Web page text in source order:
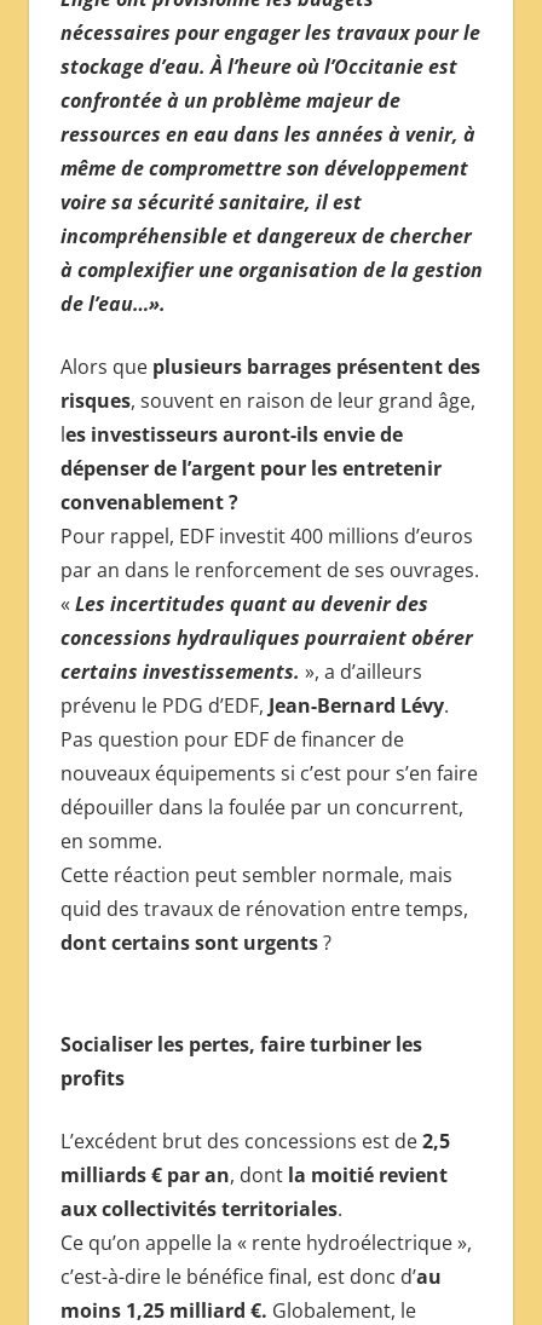
nécessaires pour engager les travaux pour le
stockage d’eau. À l’heure où l’Occitanie est
confrontée à un problème majeur de
ressources en eau dans les années à venir, à
même de compromettre son développement
voire sa sécurité sanitaire, il est
incompréhensible et dangereux de chercher
à complexifier une organisation de la gestion
de l’eau…».
Alors que plusieurs barrages présentent des
risques, souvent en raison de leur grand âge,
les investisseurs auront-ils envie de
dépenser de l’argent pour les entretenir
convenablement ?
Pour rappel, EDF investit 400 millions d’euros
par an dans le renforcement de ses ouvrages.
«Les incertitudes quant au devenir des
concessions hydrauliques pourraient obérer
certains investissements. », a d’ailleurs
prévenu le PDG d’EDF, Jean-Bernard Lévy.
Pas question pour EDF de financer de
nouveaux équipements si c’est pour s’en faire
dépouiller dans la foulée par un concurrent,
en somme.
Cette réaction peut sembler normale, mais
quid des travaux de rénovation entre temps,
dont certains sont urgents?
Socialiser les pertes, faire turbiner les
profits
L’excédent brut des concessions est de2,5
milliards € par an, dont la moitié revient
aux collectivités territoriales.
Ce qu’on appelle la « rente hydroélectrique »,
c’est-à-dire le bénéfice final, est donc d’au
moins 1,25 milliard €. Globalement, le